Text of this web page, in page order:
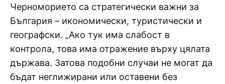
Черноморието са стратегически важни за
България – икономически, туристически и
географски. „Ако тук има слабост в
контрола, това има отражение върху цялата
държава. Затова подобни случаи не могат да
бъдат неглижирани или оставени без